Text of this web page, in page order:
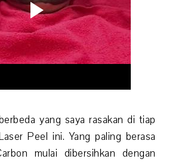
yang saya rasakan di tiap
Peel ini. Yang paling berasa
mulai dibersihkan dengan